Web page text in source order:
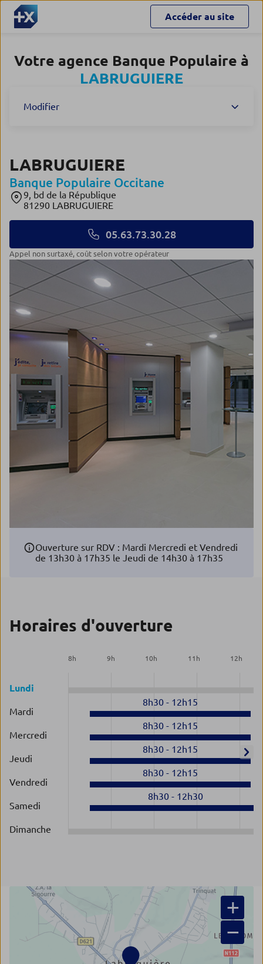
Accéder au site
Votre agence Banque Populaire à
LABRUGUIERE
Modifier
LABRUGUIERE
Banque Populaire Occitane
9, bd de la République
81290 LABRUGUIERE
05.63.73.30.28
Appel non surtaxé, coût selon votre opérateur
Ouverture sur RDV : Mardi Mercredi et Vendredi
de 13h30 à 17h35 le Jeudi de 14h30 à 17h35
Horaires d'ouverture
8h 9h 10h 11 h 12h
Lundi
Mardi
8h30- 12h15
Mercredi
8h30- 12h15
Jeudi
8h30- 12h15
Vendredi
8h30- 12h15
Samedi
8h30- 12h30
Dimanche
+
−